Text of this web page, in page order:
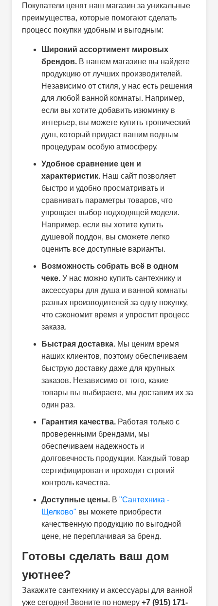
Покупатели ценят наш магазин за уникальные
преимущества, которые помогают сделать
процесс покупки удобным и выгодным:
Широкий ассортимент мировых
брендов.В нашем магазине вы найдете
продукцию от лучших производителей.
Независимо от стиля, у нас есть решения
для любой ванной комнаты. Например,
если вы хотите добавить изюминку в
интерьер, вы можете купить тропический
душ, который придаст вашим водным
процедурам особую атмосферу.
Удобное сравнение цен и
характеристик.Наш сайт позволяет
быстро и удобно просматривать и
сравнивать параметры товаров, что
упрощает выбор подходящей модели.
Например, если вы хотите купить
душевой поддон, вы сможете легко
оценить все доступные варианты.
Возможность собрать всё в одном
чеке.У нас можно купить сантехнику и
аксессуары для душа и ванной комнаты
разных производителей за одну покупку,
что сэкономит время и упростит процесс
заказа.
Быстрая доставка.Мы ценим время
наших клиентов, поэтому обеспечиваем
быструю доставку даже для крупных
заказов. Независимо от того, какие
товары вы выбираете, мы доставим их за
один раз.
Гарантия качества.Работая только с
проверенными брендами, мы
обеспечиваем надежность и
долговечность продукции. Каждый товар
сертифицирован и проходит строгий
контроль качества.
Доступные цены.В "Сантехника -
Щелково" вы можете приобрести
качественную продукцию по выгодной
цене, не переплачивая за бренд.
Готовы сделать ваш дом
уютнее?
Закажите сантехнику и аксессуары для ванной
уже сегодня! Звоните по номеру +7 (915) 171-